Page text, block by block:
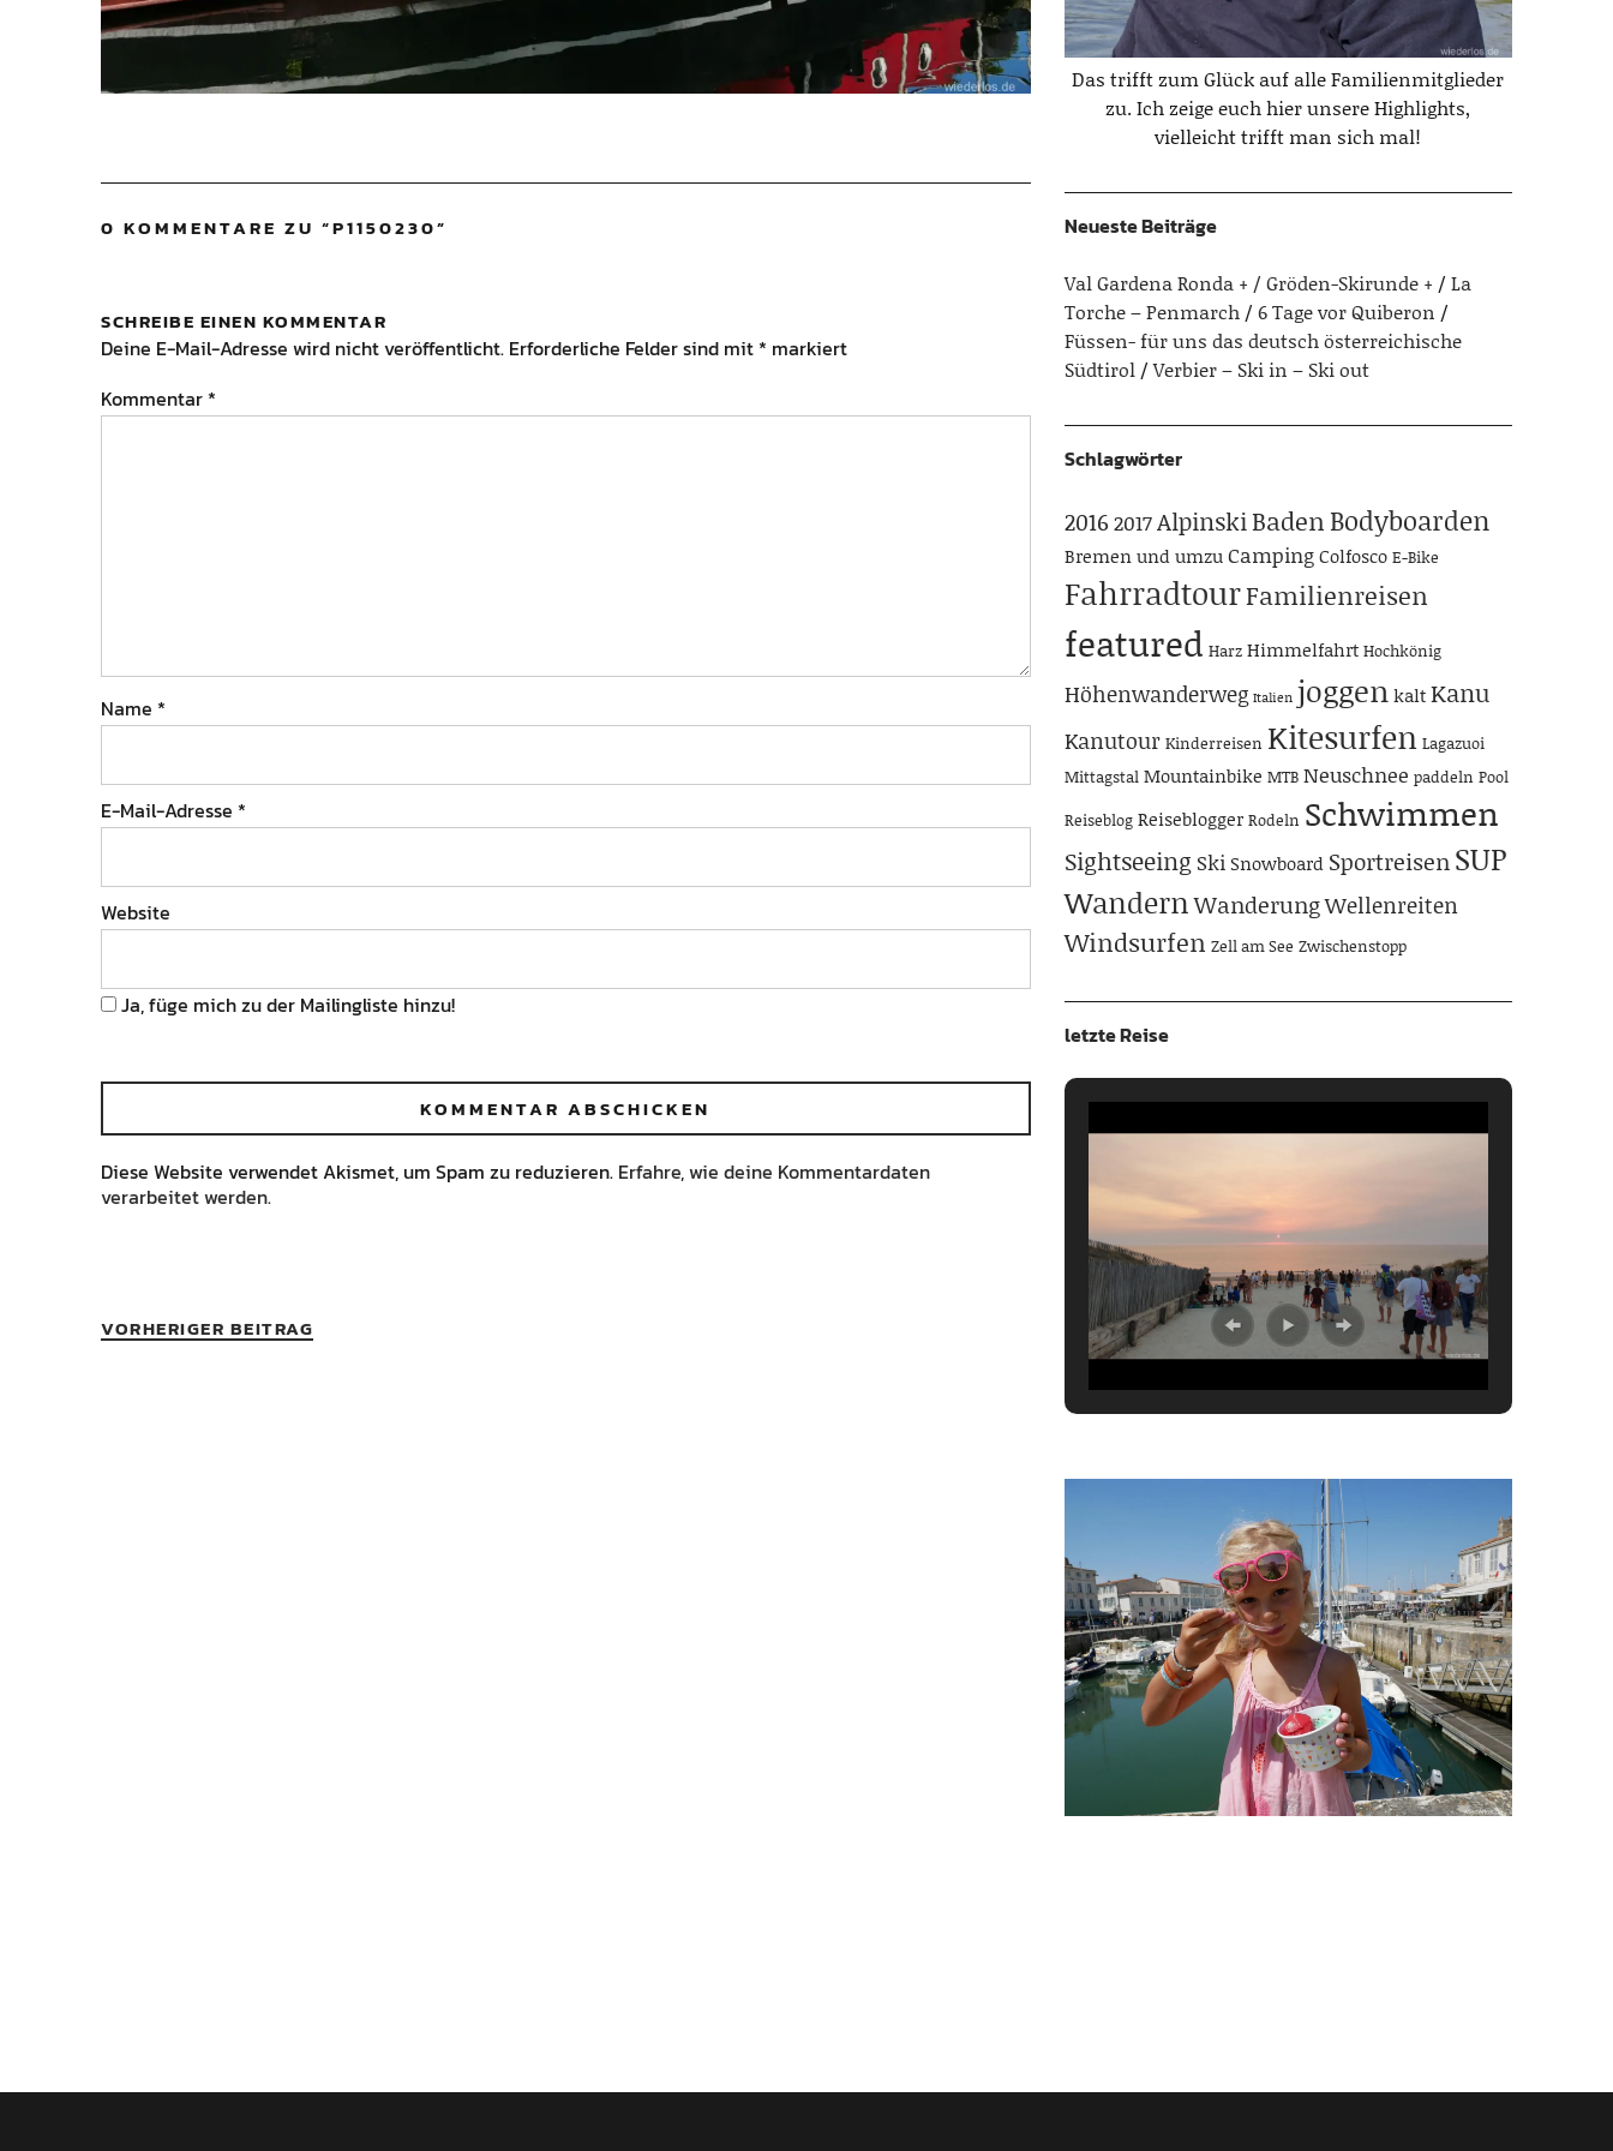
0 KOMMENTARE ZU “P1150230”
SCHREIBE EINEN KOMMENTAR
Deine E-Mail-Adresse wird nicht veröffentlicht. Erforderliche Felder sind mit * markiert
Kommentar *
Name *
E-Mail-Adresse *
Website
Ja, füge mich zu der Mailingliste hinzu!
Diese Website verwendet Akismet, um Spam zu reduzieren. Erfahre, wie deine Kommentardaten
verarbeitet werden.
VORHERIGER BEITRAG
Das trifft zum Glück auf alle Familienmitglieder
zu. Ich zeige euch hier unsere Highlights,
vielleicht trifft man sich mal!
Neueste Beiträge
Val Gardena Ronda + / Gröden-Skirunde +
La
Torche – Penmarch
6 Tage vor Quiberon
Füssen- für uns das deutsch österreichische
Südtirol
Verbier – Ski in – Ski out
Schlagwörter
2016 2017AlpinskiBaden Bodyboarden
Bremen und umzuCampingColfosco E-Bike
FahrradtourFamilienreisen
featured Harz Himmelfahrt Hochkönig
Höhenwanderweg Italien joggenkaltKanu
Kanutour Kinderreisen Kitesurfen Lagazuoi
Mittagstal Mountainbike MTB Neuschnee paddeln Pool
Reiseblog Reiseblogger Rodeln Schwimmen
Sightseeing SkiSnowboard SportreisenSUP
WandernWanderungWellenreiten
Windsurfen Zell am See Zwischenstopp
letzte Reise